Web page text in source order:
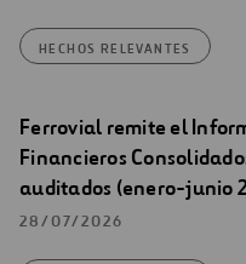
HECHOS RELEVANTES
Ferrovial remite el
Financieros
auditados (enero-junio
28/07/2026